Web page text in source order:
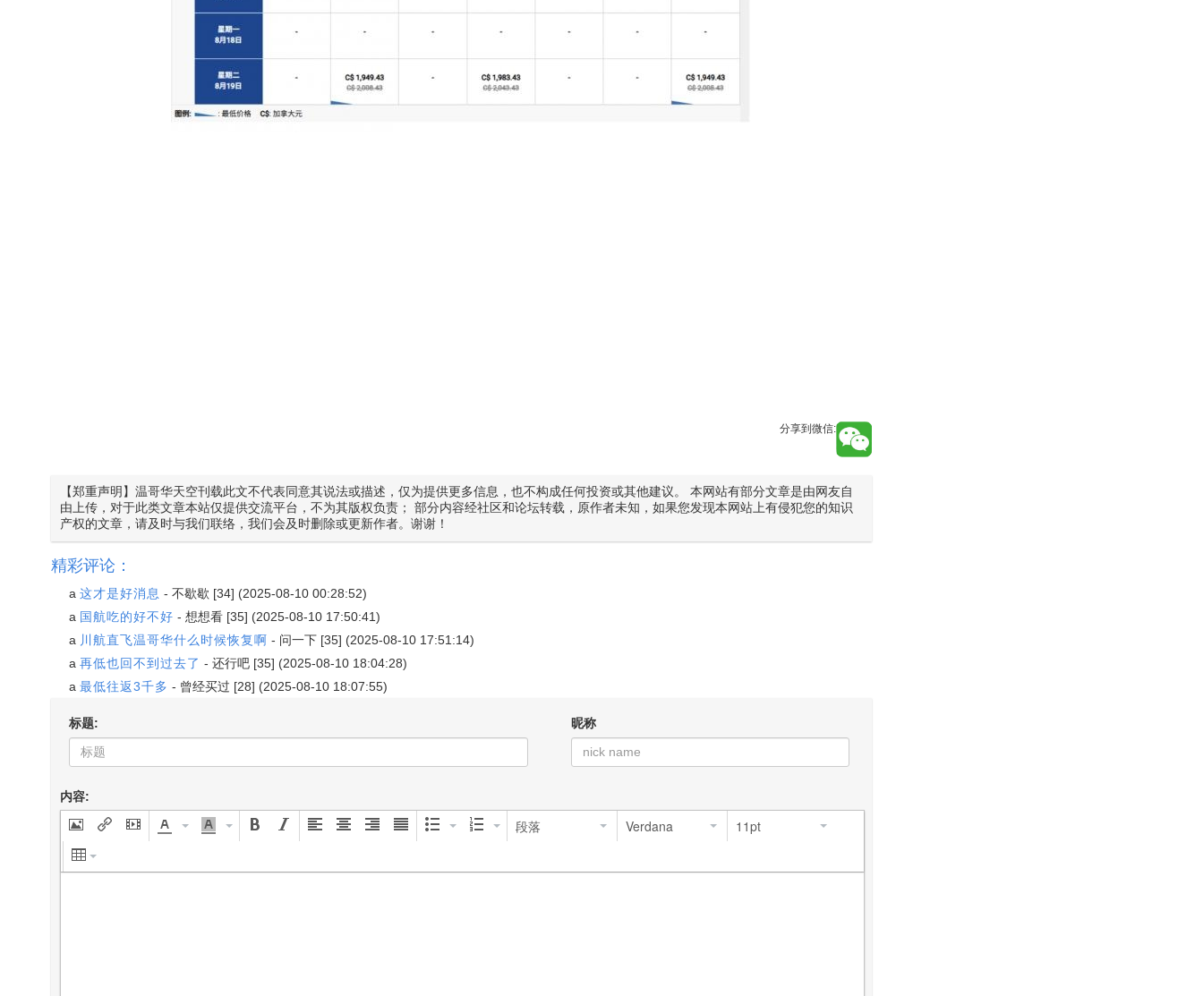
分享到微信:
【郑重声明】温哥华天空刊载此文不代表同意其说法或描述，仅为提供更多信息，也不构成任何投资或其他建议。 本网站有部分文章是由网友自
由上传，对于此类文章本站仅提供交流平台，不为其版权负责； 部分内容经社区和论坛转载，原作者未知，如果您发现本网站上有侵犯您的知识
产权的文章，请及时与我们联络，我们会及时删除或更新作者。谢谢！
精彩评论：
a 这才是好消息 - 不歇歇 [34] (2025-08-10 00:28:52)
a 国航吃的好不好 - 想想看 [35] (2025-08-10 17:50:41)
a 川航直飞温哥华什么时候恢复啊 - 问一下 [35] (2025-08-10 17:51:14)
a 再低也回不到过去了 - 还行吧 [35] (2025-08-10 18:04:28)
a 最低往返3千多 - 曾经买过 [28] (2025-08-10 18:07:55)
标题: 昵称
内容:
段落 Verdana 11pt